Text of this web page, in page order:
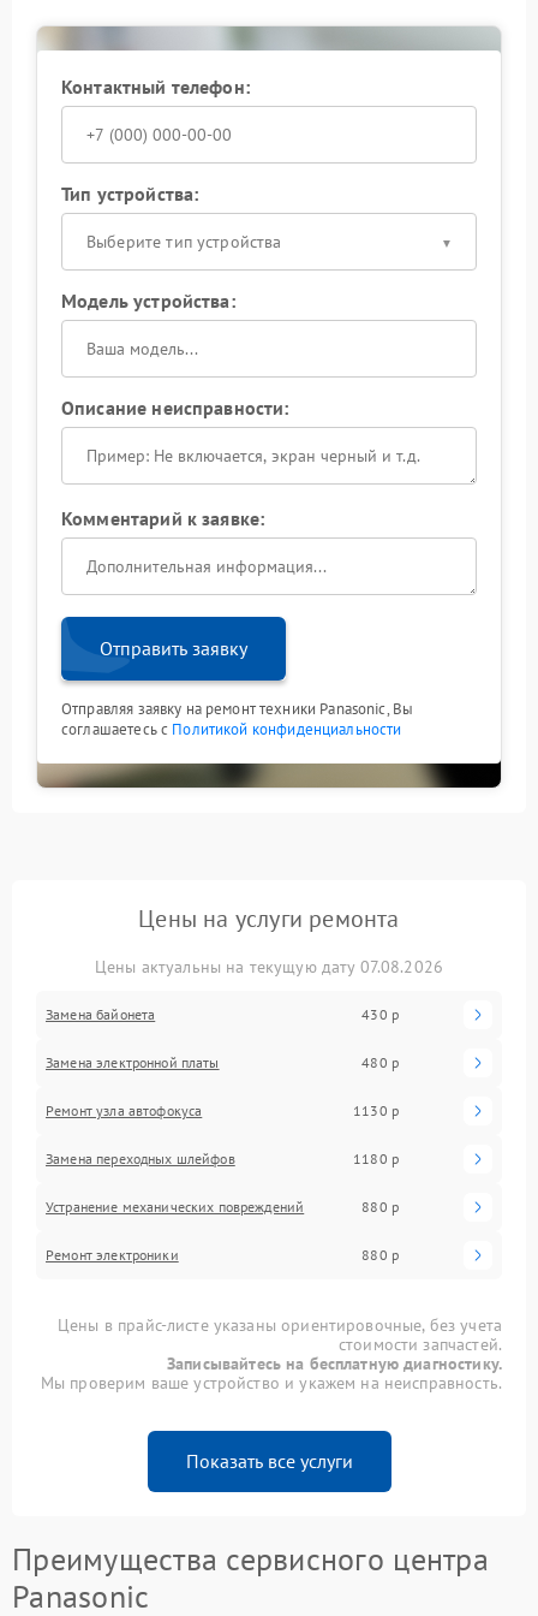
определить, допустима ли дальнейшая эксплуатация
или требуется ремонт для сохранения рабочих
характеристик оптики и стабильного качества
кадра.
Контактный телефон:
Тип устройства:
Выберите тип устройства
Модель устройства:
Описание неисправности:
Комментарий к заявке:
Отправить заявку
Отправляя заявку на ремонт техники Panasonic, Вы
соглашаетесь с Политикой конфиденциальности
Цены на услуги ремонта
Цены актуальны на текущую дату 07.08.2026
Замена байонета 430 р
Замена электронной платы 480 р
Ремонт узла автофокуса 1130 р
Замена переходных шлейфов 1180 р
Устранение механических повреждений 880 р
Ремонт электроники 880 р
Цены в прайс-листе указаны ориентировочные, без учета
стоимости запчастей.
Записывайтесь на бесплатную диагностику.
Мы проверим ваше устройство и укажем на неисправность.
Показать все услуги
Преимущества сервисного центра
Panasonic